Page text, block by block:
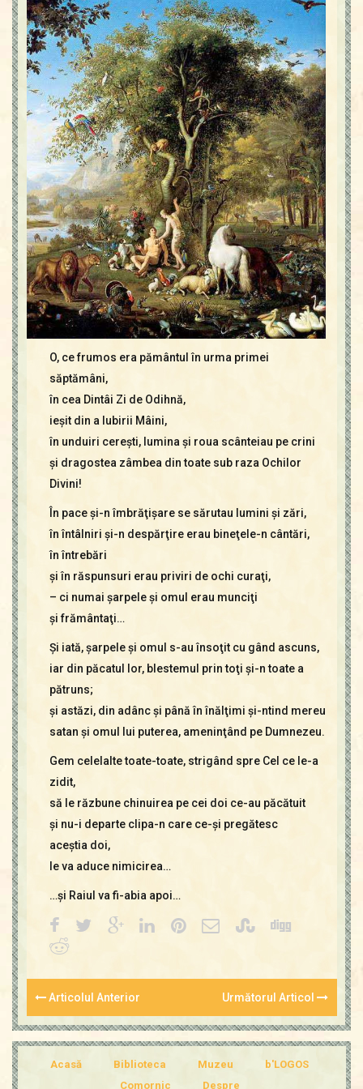
Icoane
Mărgăritare
Calendar
Glosar
Repere
Contact
O, ce frumos era pământul în urma primei
săptămâni,
în cea Dintâi Zi de Odihnă,
ieşit din a Iubirii Mâini,
în unduiri cereşti, lumina şi roua scânteiau pe crini
şi dragostea zâmbea din toate sub raza Ochilor
Divini!
În pace şi-n îmbrăţişare se sărutau lumini şi zări,
în întâlniri şi-n despărţire erau bineţele-n cântări,
în întrebări
şi în răspunsuri erau priviri de ochi curaţi,
– ci numai şarpele şi omul erau munciţi
şi frământaţi…
Şi iată, şarpele şi omul s-au însoţit cu gând ascuns,
iar din păcatul lor, blestemul prin toţi şi-n toate a
pătruns;
şi astăzi, din adânc şi până în înălţimi şi-ntind mereu
satan şi omul lui puterea, ameninţând pe Dumnezeu.
Gem celelalte toate-toate, strigând spre Cel ce le-a
zidit,
să le răzbune chinuirea pe cei doi ce-au păcătuit
şi nu-i departe clipa-n care ce-şi pregătesc
aceştia doi,
le va aduce nimicirea…
…şi Raiul va fi-abia apoi…
Articolul Anterior Următorul Articol
Acasă Biblioteca Muzeu
b'LOGOS
Comornic
Despre